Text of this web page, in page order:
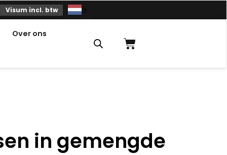
Visum incl. btw
Over ons
Winkelmandje
in gemengde